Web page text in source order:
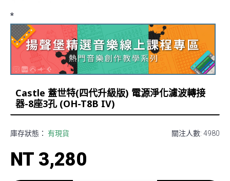
*
Castle 蓋世特(四代升級版) 電源淨化濾波轉接
器-8座3孔 (OH-T8B IV)
關注人數: 4980
庫存狀態： 有現貨
NT 3,280